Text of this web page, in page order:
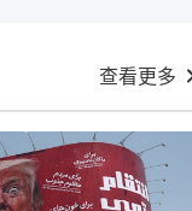
查看更多